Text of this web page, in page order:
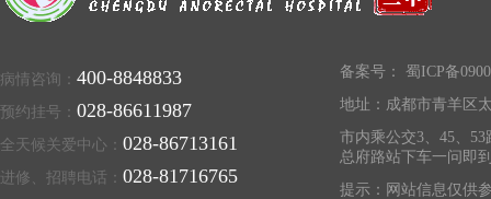
病情咨询： 400-8848833
预约挂号： 028-86611987
全天候关爱中心： 028-86713161
进修、招聘电话： 028-81716765
备案号：
蜀ICP备
地址：成都市青羊区
市内乘公交3、45、
总府路站下车一问即
提示：网站信息仅供